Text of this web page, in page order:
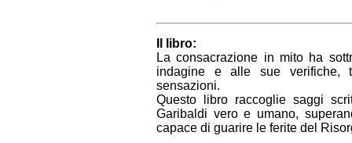
Il libro:
La consacrazione in mito ha
indagine e alle sue verifiche,
sensazioni.
Questo libro raccoglie saggi
Garibaldi vero e umano,
capace di guarire le ferite del